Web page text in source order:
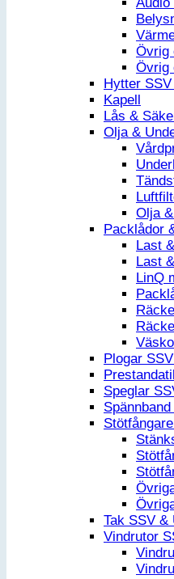
Audio
Övrig
Övrig
Hytter
Kapell
Lås &
Olja &
Olja
Packlådor
Last
Last
LinQ
Plogar
Speglar
Tak SSV &
Vindrutor